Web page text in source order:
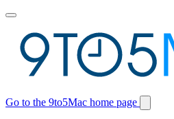
Toggle
menu
Go to the 9to5Mac home page
Switch